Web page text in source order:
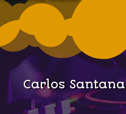
Carlos Santana